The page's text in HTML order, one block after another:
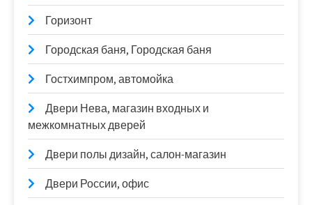
Горизонт
Городская баня, Городская баня
Гостхимпром, автомойка
Двери Нева, магазин входных и
межкомнатных дверей
Двери полы дизайн, салон-магазин
Двери России, офис